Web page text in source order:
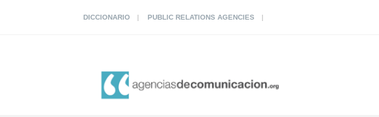
DICCIONARIO PUBLIC RELATIONS AGENCIES